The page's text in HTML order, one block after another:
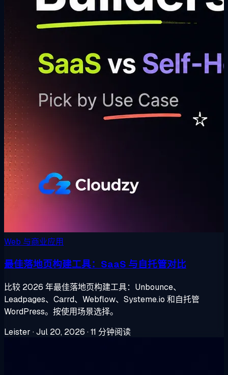
Web 与商业应用
最佳落地页构建工具：SaaS 与自托管对比
比较 2026 年最佳落地页构建工具：Unbounce、
Leadpages、Carrd、Webflow、Systeme.io 和自托管
WordPress。按使用场景选择。
Leister ·Jul 20, 2026 ·11 分钟阅读